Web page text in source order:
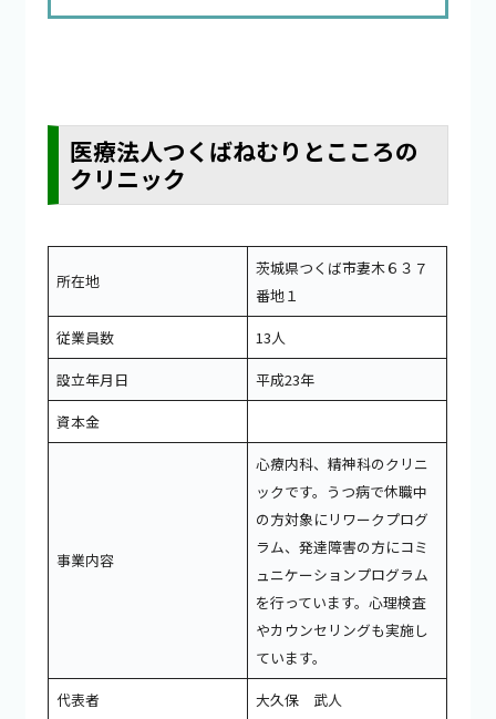
医療法人つくばねむりとこころの
クリニック
所在地
茨城県つくば市妻木６３７
番地１
従業員数
13人
設立年月日
平成23年
資本金
事業内容
心療内科、精神科のクリニ
ックです。うつ病で休職中
の方対象にリワークプログ
ラム、発達障害の方にコミ
ュニケーションプログラム
を行っています。心理検査
やカウンセリングも実施し
ています。
代表者
大久保 武人